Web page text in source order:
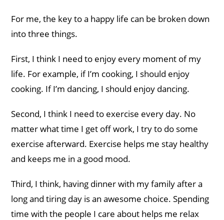
For me, the key to a happy life can be broken down
into three things.
First, I think I need to enjoy every moment of my
life. For example, if I’m cooking, I should enjoy
cooking. If I’m dancing, I should enjoy dancing.
Second, I think I need to exercise every day. No
matter what time I get off work, I try to do some
exercise afterward. Exercise helps me stay healthy
and keeps me in a good mood.
Third, I think, having dinner with my family after a
long and tiring day is an awesome choice. Spending
time with the people I care about helps me relax